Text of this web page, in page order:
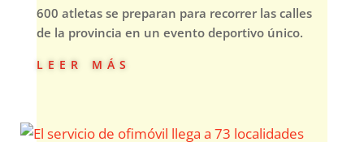
600 atletas se preparan para recorrer las calles
de la provincia en un evento deportivo único.
leer más